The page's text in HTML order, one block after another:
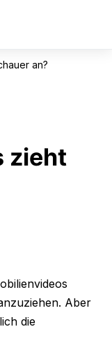
an?
zieht
Aber
die